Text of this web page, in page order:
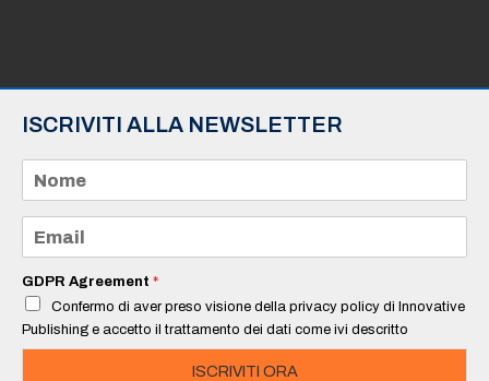
ISCRIVITI ALLA NEWSLETTER
m
e
a
i
*
GDPR Agreement *
Confermo di aver preso visione della privacy policy di Innovative
Publishing e accetto il trattamento dei dati come ivi descritto
ISCRIVITI ORA